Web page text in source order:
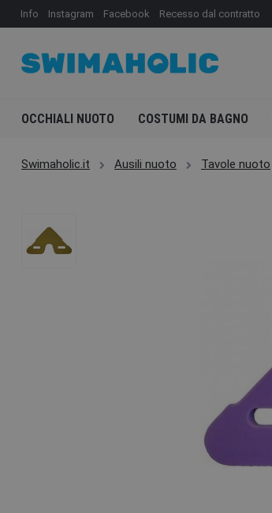
Info Instagram Facebook Recesso dal contratto
OCCHIALI NUOTO COSTUMI DA BAGNO
Swimaholic.it Ausili nuoto Tavole nuoto